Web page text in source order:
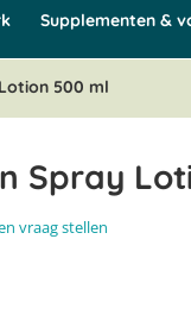
Supplementen &
500 ml
Spray
vraag stellen